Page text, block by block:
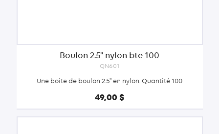
Boulon 2.5'' nylon bte 100
QN601
Une boite de boulon 2.5'' en nylon. Quantité 100
49,00 $